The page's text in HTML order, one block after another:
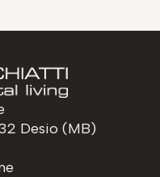
Desio (MB)